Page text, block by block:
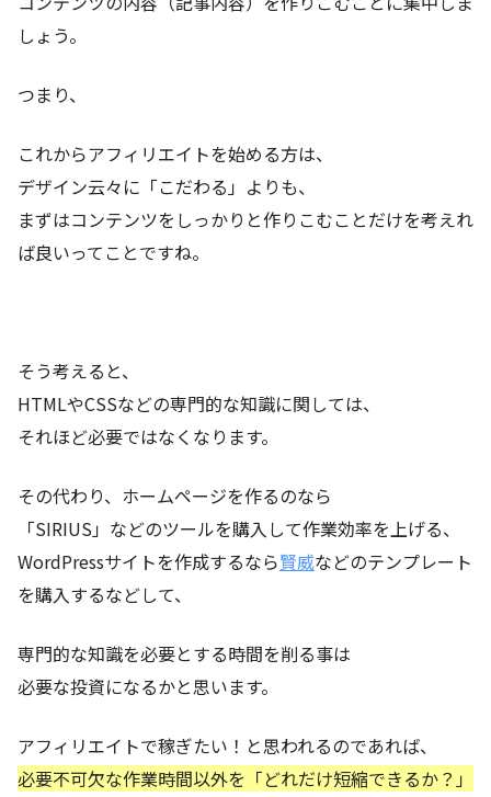
しょう。
つまり、
これからアフィリエイトを始める方は、
デザイン云々に「こだわる」よりも、
まずはコンテンツをしっかりと作りこむことだけを考えれ
ば良いってことですね。
そう考えると、
HTMLやCSSなどの専門的な知識に関しては、
それほど必要ではなくなります。
その代わり、ホームページを作るのなら
「SIRIUS」などのツールを購入して作業効率を上げる、
WordPressサイトを作成するなら賢威などのテンプレート
を購入するなどして、
専門的な知識を必要とする時間を削る事は
必要な投資になるかと思います。
アフィリエイトで稼ぎたい！と思われるのであれば、
必要不可欠な作業時間以外を「どれだけ短縮できるか？」